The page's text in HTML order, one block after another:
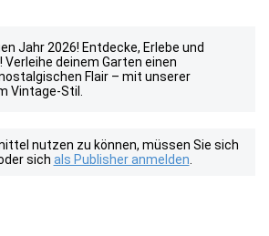
Jahr 2026! Entdecke, Erlebe und
deinem Garten einen
Flair – mit unserer
Vintage-Stil.
nutzen zu können, müssen Sie sich
sich als Publisher anmelden